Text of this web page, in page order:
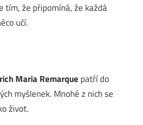
tím, že připomíná, že každá
učí.
Maria Remarque patří do
myšlenek. Mnohé z nich se
život.